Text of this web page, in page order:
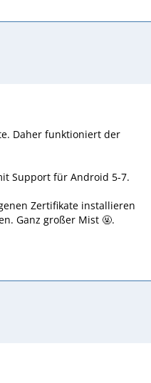
Daher funktioniert der
Support für Android 5-7.
Zertifikate installieren
Ganz großer Mist 🤬.